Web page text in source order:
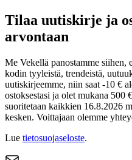
Tilaa uutiskirje ja
arvontaan
Me Vekellä panostamme siihen,
kodin tyyleistä, trendeistä,
uutiskirjeemme, niin saat -10 €
ostoksestasi ja olet mukana 500
suoritetaan kaikkien 16.8.2026
kesken. Voittajaan olemme
Lue tietosuojaseloste.